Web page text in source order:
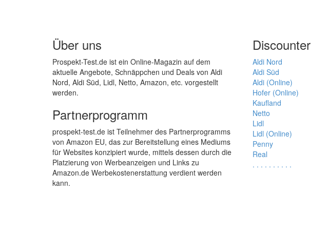
Über uns
Prospekt-Test.de ist ein Online-Magazin auf dem
aktuelle Angebote, Schnäppchen und Deals von Aldi
Nord, Aldi Süd, Lidl, Netto, Amazon, etc. vorgestellt
werden.
Partnerprogramm
prospekt-test.de ist Teilnehmer des Partnerprogramms
von Amazon EU, das zur Bereitstellung eines Mediums
für Websites konzipiert wurde, mittels dessen durch die
Platzierung von Werbeanzeigen und Links zu
Amazon.de Werbekostenerstattung verdient werden
kann.
Discounter
Aldi Nord
Aldi Süd
Aldi (Online)
Hofer (Online)
Kaufland
Netto
Lidl
Lidl (Online)
Penny
Real
. . . . . . . . . .